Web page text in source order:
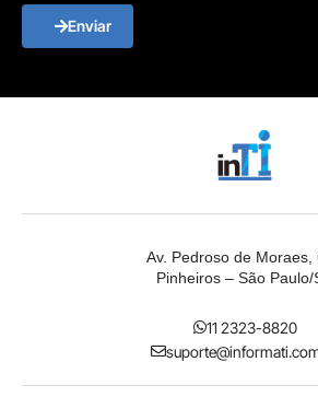
Enviar
Av. Pedroso de Moraes,
Pinheiros – São Paulo/
11 2323-8820